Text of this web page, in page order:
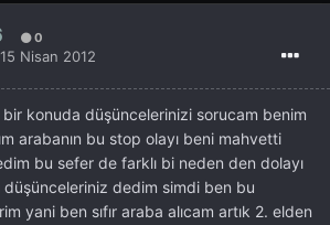
0
15 Nisan 2012
konuda düşüncelerinizi sorucam benim
arabanın bu stop olayı beni mahvetti
bu sefer de farklı bi neden den dolayı
düşünceleriniz dedim simdi ben bu
yani ben sıfır araba alıcam artık 2. elden